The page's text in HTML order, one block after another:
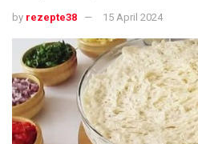
by rezepte38 15 April 2024